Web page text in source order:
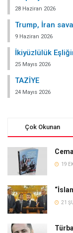
28 Haziran 2026
Trump, İran
9 Haziran 2026
İkiyüzlülük
25 Mayıs 2026
TAZİYE
24 Mayıs 2026
Çok Okunan
19
21